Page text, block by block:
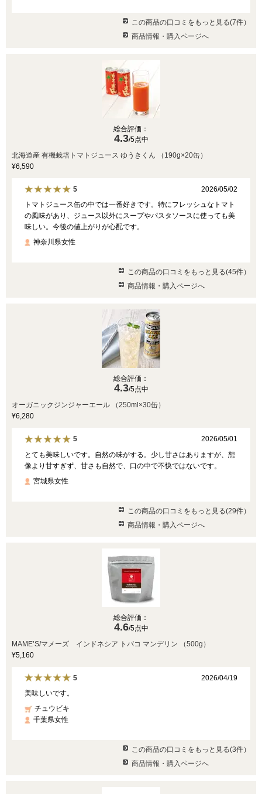
この商品の口コミをもっと見る(7件）
商品情報・購入ページへ
総合評価：
4.3/5点中
北海道産 有機栽培トマトジュース ゆうきくん （190g×20缶）
¥6,590
5
2026/05/02
トマトジュース缶の中では一番好きです。特にフレッシュなトマト
の風味があり、ジュース以外にスープやパスタソースに使っても美
味しい。今後の値上がりが心配です。
神奈川県女性
この商品の口コミをもっと見る(45件）
商品情報・購入ページへ
総合評価：
4.3/5点中
オーガニックジンジャーエール （250ml×30缶）
¥6,280
5
2026/05/01
とても美味しいです。自然の味がする。少し甘さはありますが、想
像より甘すぎず、甘さも自然で、口の中で不快ではないです。
宮城県女性
この商品の口コミをもっと見る(29件）
商品情報・購入ページへ
総合評価：
4.6/5点中
MAME’S/マメーズ インドネシア トバコ マンデリン （500g）
¥5,160
5
2026/04/19
美味しいです。
チュウビキ
千葉県女性
この商品の口コミをもっと見る(3件）
商品情報・購入ページへ